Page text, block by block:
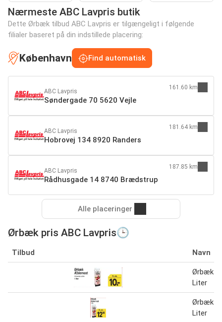
Nærmeste ABC Lavpris butik
Dette Ørbæk tilbud ABC Lavpris er tilgængeligt i følgende
filialer baseret på din indstillede placering:
København Find automatisk
ABC Lavpris
Søndergade 70 5620 Vejle
161.60 km
ABC Lavpris
Hobrovej 134 8920 Randers
181.64 km
ABC Lavpris
Rådhusgade 14 8740 Brædstrup
187.85 km
Alle placeringer
Ørbæk pris ABC Lavpris🕒
Tilbud Navn
Ørbæk
Liter
Ørbæk
Liter